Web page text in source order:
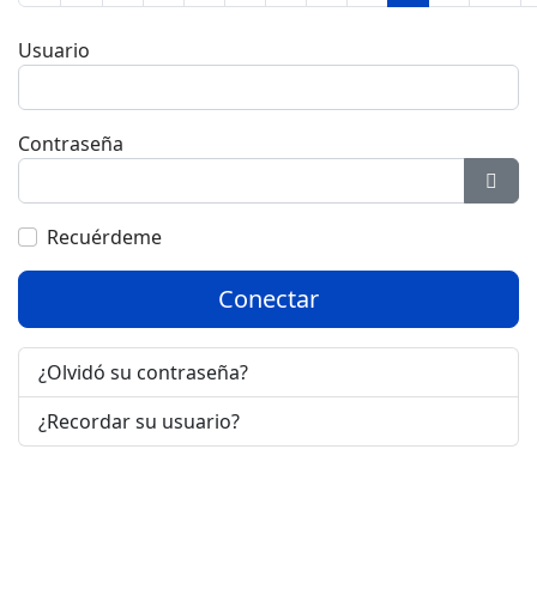
Usuario
Contraseña
Recuérdeme
Conectar
¿Olvidó su contraseña?
¿Recordar su usuario?